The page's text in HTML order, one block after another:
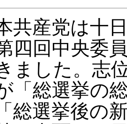
共産党は十
四回中央委
ました。志
「総選挙の
総選挙後の